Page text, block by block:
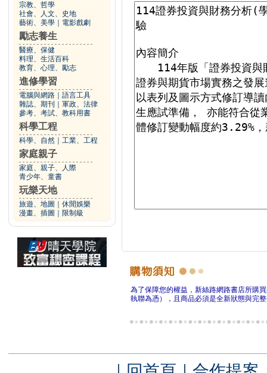
宗教、哲學
社會、人文、史地
藝術、美學
電影戲劇
勵志養生
醫療、保健
料理、生活百科
教育、心理、勵志
進修學習
電腦與網路
語言工具
雜誌、期刊
軍政、法律
參考、考試、教科用書
科學工程
科學、自然 工業、工程
家庭親子
家庭、親子、人際
青少年、童書
玩樂天地
旅遊、地圖
休閒娛樂
漫畫、插圖
限制級
為了保障您的權益，新絲路網路書店所購
執聯為憑），且商品必須是全新狀態與完